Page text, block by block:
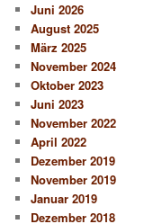
Juni 2026
August 2025
März 2025
November 2024
Oktober 2023
Juni 2023
November 2022
April 2022
Dezember 2019
November 2019
Januar 2019
Dezember 2018